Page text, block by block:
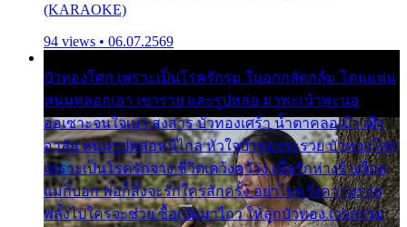
(KARAOKE)
94 views • 06.07.2569
บัวทองโศก เพราะเป็นโรครักรุม ในอกกลัดกลุ้ม โดนแฟน
หนุ่มหลอกเอา เขารวย และรูปหล่อ มาพะเน้าพะนอ
ออเซาะจนใจเบา สงสาร บัวทองเศร้า น้ำตาคลอเบ้า เฝ้า
อาลัย หนุ่มรูปหล่อหนีไกล หัวใจบัวทองระรวย บัวทองโศก
เพราะเป็นโรครักจาง ชีวิตเคว้งคว้าง เมื่อรักห่างร้างไกล
แม่ก็บอก พ่อก็สั่งจะรักใครสักครั้ง อย่าไปหวังความรวย
พลั้งไปใครจะช่วย ซื้อเปลมาไกว ให้ลูกบัวทอง เวรกรรม